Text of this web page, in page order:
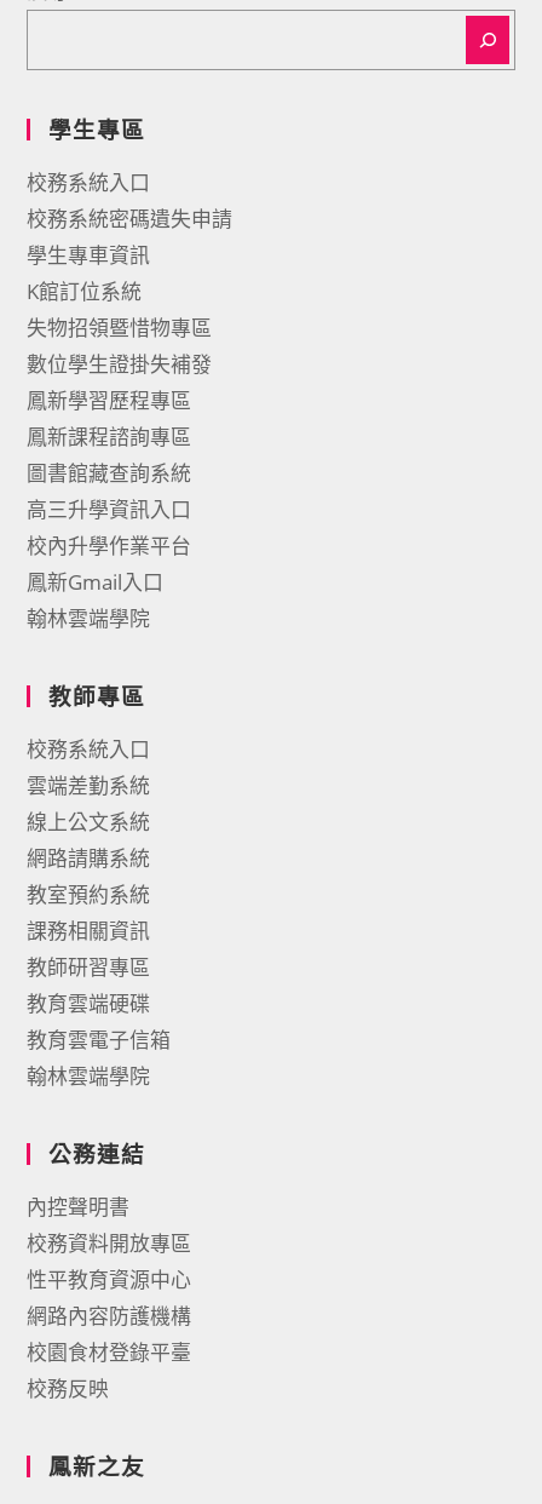
學生專區
校務系統入口
校務系統密碼遺失申請
學生專車資訊
K館訂位系統
失物招領暨惜物專區
數位學生證掛失補發
鳳新學習歷程專區
鳳新課程諮詢專區
圖書館藏查詢系統
高三升學資訊入口
校內升學作業平台
鳳新Gmail入口
翰林雲端學院
教師專區
校務系統入口
雲端差勤系統
線上公文系統
網路請購系統
教室預約系統
課務相關資訊
教師研習專區
教育雲端硬碟
教育雲電子信箱
翰林雲端學院
公務連結
內控聲明書
校務資料開放專區
性平教育資源中心
網路內容防護機構
校園食材登錄平臺
校務反映
鳳新之友